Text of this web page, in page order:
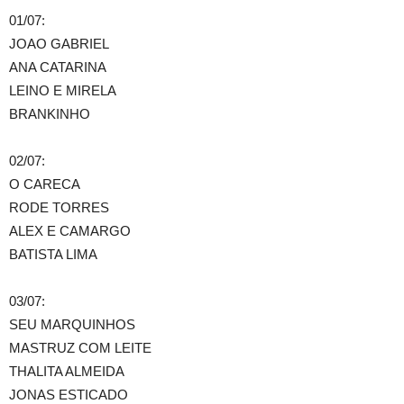
01/07:
JOAO GABRIEL
ANA CATARINA
LEINO E MIRELA
BRANKINHO
02/07:
O CARECA
RODE TORRES
ALEX E CAMARGO
BATISTA LIMA
03/07:
SEU MARQUINHOS
MASTRUZ COM LEITE
THALITA ALMEIDA
JONAS ESTICADO